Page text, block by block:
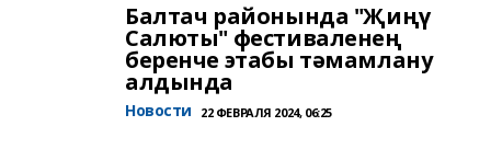
Балтач районында "Җиңү
Салюты" фестиваленең
беренче этабы тәмамлану
алдында
Новости 22 ФЕВРАЛЯ 2024, 06:25